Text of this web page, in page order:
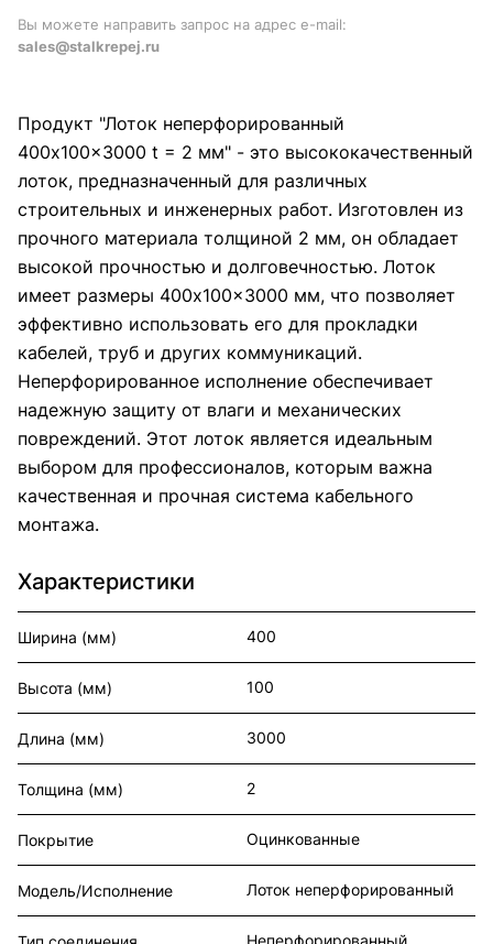
Вы можете направить запрос на адрес e-mail:
sales@stalkrepej.ru
Продукт "Лоток неперфорированный
400x100x3000 t = 2 мм" - это высококачественный
лоток, предназначенный для различных
строительных и инженерных работ. Изготовлен из
прочного материала толщиной 2 мм, он обладает
высокой прочностью и долговечностью. Лоток
имеет размеры 400x100x3000 мм, что позволяет
эффективно использовать его для прокладки
кабелей, труб и других коммуникаций.
Неперфорированное исполнение обеспечивает
надежную защиту от влаги и механических
повреждений. Этот лоток является идеальным
выбором для профессионалов, которым важна
качественная и прочная система кабельного
монтажа.
Характеристики
Ширина (мм) 400
Высота (мм) 100
Длина (мм) 3000
Толщина (мм) 2
Покрытие Оцинкованные
Модель/Исполнение Лоток неперфорированный
Неперфорированный